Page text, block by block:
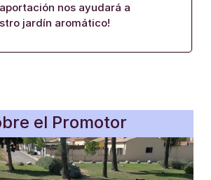
nos ayudará a
jardín aromático!
el Promotor